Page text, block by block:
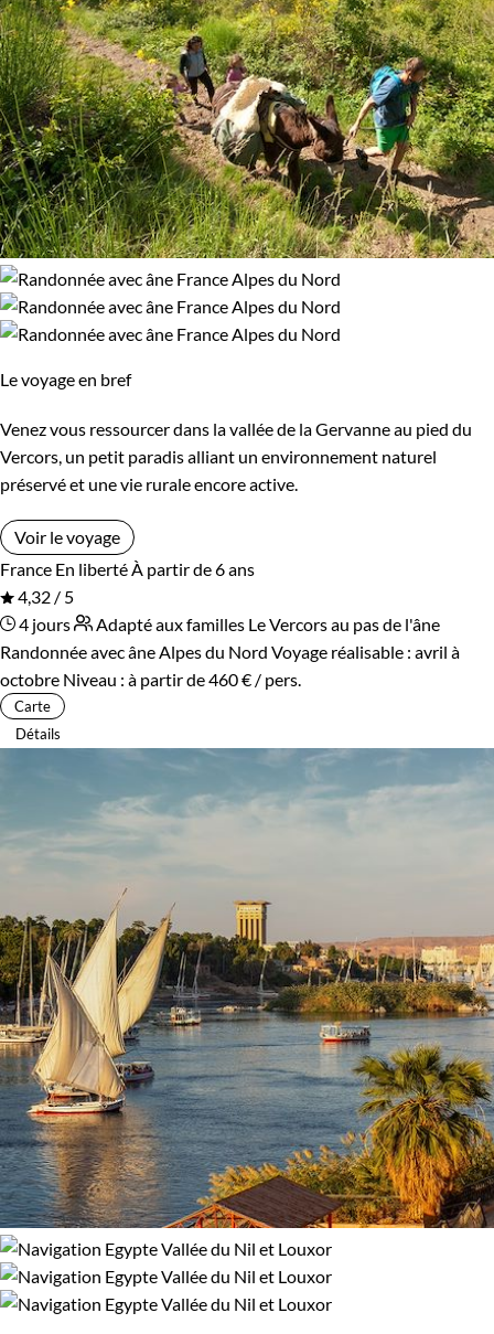
Le voyage en bref
Venez vous ressourcer dans la vallée de la Gervanne au pied du
Vercors, un petit paradis alliant un environnement naturel
préservé et une vie rurale encore active.
Voir le voyage
France En liberté À partir de 6 ans
4,32 / 5
4 jours
Adapté aux familles Le Vercors au pas de l'âne
Randonnée avec âne Alpes du Nord Voyage réalisable : avril à
octobre Niveau : à partir de460 € / pers.
Carte
Détails